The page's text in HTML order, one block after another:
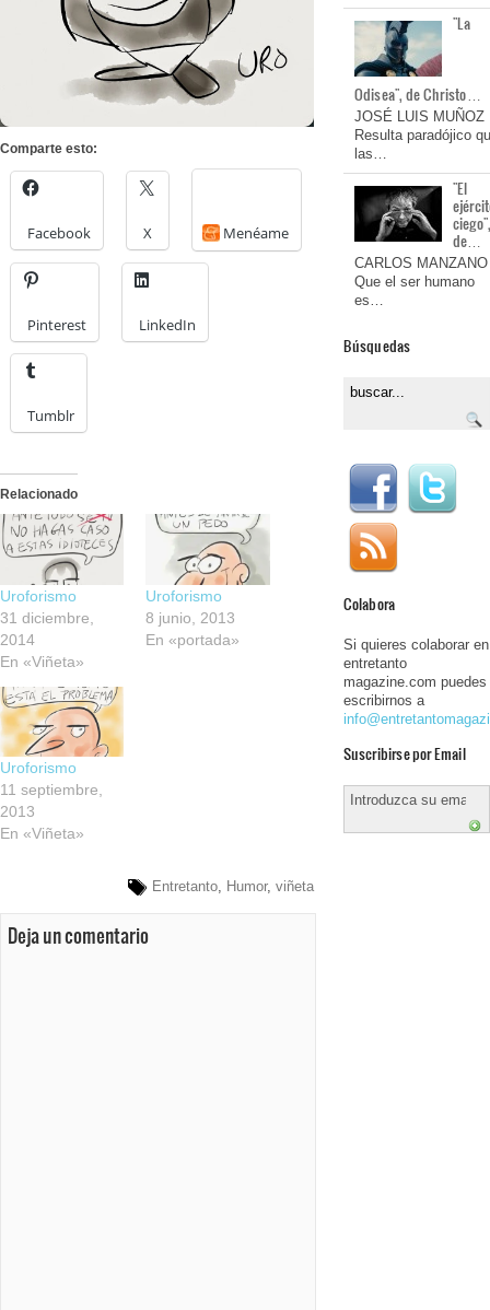
Comparte esto:
Facebook X Menéame
Pinterest LinkedIn
Tumblr
Relacionado
Uroforismo
31 diciembre,
2014
En «Viñeta»
Uroforismo
8 junio, 2013
En «portada»
Uroforismo
11 septiembre,
2013
En «Viñeta»
Entretanto, Humor, viñeta
Deja un comentario
"La
Odisea", de Christo…
JOSÉ LUIS MUÑOZ
Resulta paradójico
las…
"El
de…
CARLOS MANZANO
Que el ser humano
es…
Búsquedas
Colabora
Si quieres colaborar en
entretanto
magazine.com puedes
escribirnos a
Suscribirse por Email